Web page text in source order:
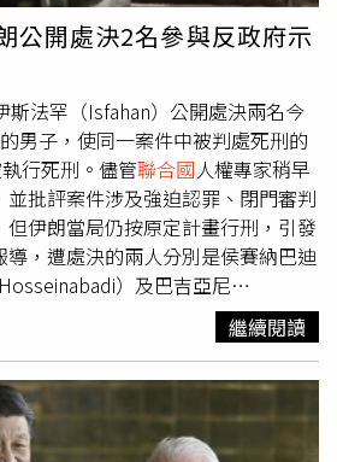
政府目前最大的問題，在於施政優
差，過度聚焦國防及保守派關注議
最在意的經濟與民生需求；再加上
部分原本支持自民黨的選民也難以
持度持續下滑。
）負責挑選下一任 聯合國秘書長，
聯合國大會（United Nations
。候選人雖然只需獲得9票支持即
也必須避免遭到安理會5個常任理
雖然5常皆擁有否決權，但如果其中
持，卻又不希望動用否決權，則可
決權的5常，包括美國、俄羅斯、
都尚未公開表態支持哪位候選人，
最終的勝利者。報導補充，聯合安
門會議，以匿名方式對每位候選人分
）、「不鼓勵」
見」（no opinion）的評價，作為
straw poll）的一部分。據報導，格
」票及4張「無意見」票。2名外交
鼓勵」票並非來自5常，那這項結果
公開處決2名參與反政府示
斯法罕（Isfahan）公開處決兩名今
男子，使同一案件中被判處死刑的
行死刑。儘管聯合國 人權專家稍早
批評案件涉及強迫認罪、閉門審判
伊朗當局仍按原定計畫行刑，引發
，遭處決的兩人分別是侯賽納巴迪
）及巴吉亞尼
），29日清晨在伊斯法罕廣場公
及今年1月8日發生在同一廣場的示威
威期間有4名巴斯基民兵及特別部
火、破壞公物等行為，因此將12名年
刑前夕，社群平台已流傳現場正搭建
繼續閱讀